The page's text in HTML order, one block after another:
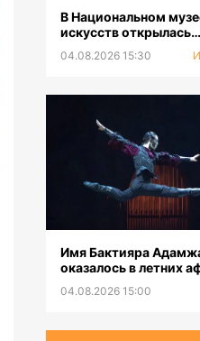
В Национальном
искусств открылась
Романова
04.08.2026 15:30
Имя Бактияра
оказалось в летних
04.08.2026 15:00